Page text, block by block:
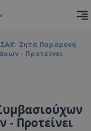
ΣΑΚ: Ζητά Παραμονή
- Προτείνει
Προτείνει